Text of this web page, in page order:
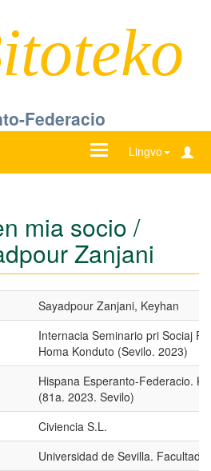
Federacio
Lingvo
Ŝanĝu
mia socio /
Zanjani
Sayadpour Zanjani, Keyhan
Internacia Seminario pri Sociaj
Homa Konduto (Sevilo. 2023)
Hispana Esperanto-Federacio.
(81a. 2023. Sevilo)
Civiencia S.L.
Universidad de Sevilla. Facultad